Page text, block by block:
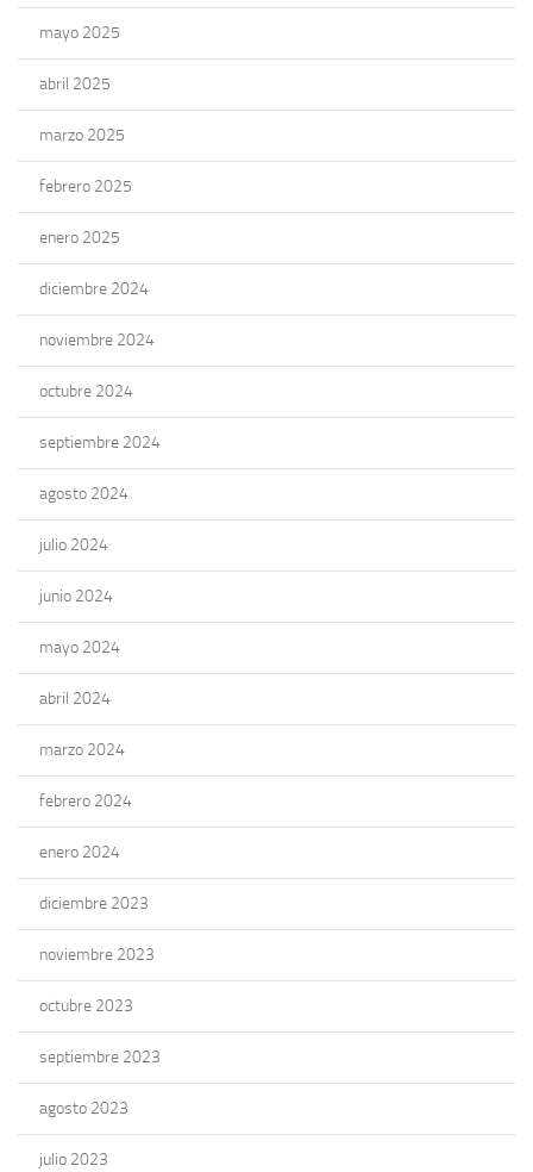
mayo 2025
abril 2025
marzo 2025
febrero 2025
enero 2025
diciembre 2024
noviembre 2024
octubre 2024
septiembre 2024
agosto 2024
julio 2024
junio 2024
mayo 2024
abril 2024
marzo 2024
febrero 2024
enero 2024
diciembre 2023
noviembre 2023
octubre 2023
septiembre 2023
agosto 2023
julio 2023